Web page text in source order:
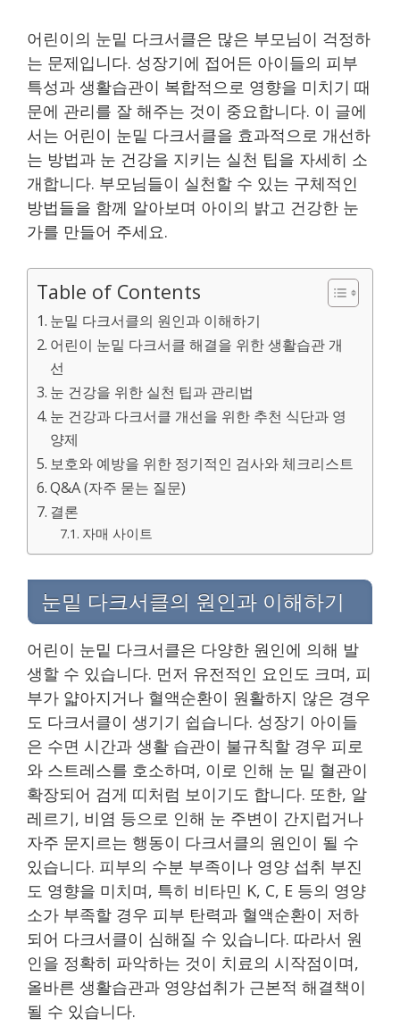
어린이의 눈밑 다크서클은 많은 부모님이 걱정하
는 문제입니다. 성장기에 접어든 아이들의 피부
특성과 생활습관이 복합적으로 영향을 미치기 때
문에 관리를 잘 해주는 것이 중요합니다. 이 글에
서는 어린이 눈밑 다크서클을 효과적으로 개선하
는 방법과 눈 건강을 지키는 실천 팁을 자세히 소
개합니다. 부모님들이 실천할 수 있는 구체적인
방법들을 함께 알아보며 아이의 밝고 건강한 눈
가를 만들어 주세요.
Table of Contents
눈밑 다크서클의 원인과 이해하기
어린이 눈밑 다크서클 해결을 위한 생활습관 개
선
눈 건강을 위한 실천 팁과 관리법
눈 건강과 다크서클 개선을 위한 추천 식단과 영
양제
보호와 예방을 위한 정기적인 검사와 체크리스트
Q&A (자주 묻는 질문)
결론
자매 사이트
눈밑 다크서클의 원인과 이해하기
어린이 눈밑 다크서클은 다양한 원인에 의해 발
생할 수 있습니다. 먼저 유전적인 요인도 크며, 피
부가 얇아지거나 혈액순환이 원활하지 않은 경우
도 다크서클이 생기기 쉽습니다. 성장기 아이들
은 수면 시간과 생활 습관이 불규칙할 경우 피로
와 스트레스를 호소하며, 이로 인해 눈 밑 혈관이
확장되어 검게 띠처럼 보이기도 합니다. 또한, 알
레르기, 비염 등으로 인해 눈 주변이 간지럽거나
자주 문지르는 행동이 다크서클의 원인이 될 수
있습니다. 피부의 수분 부족이나 영양 섭취 부진
도 영향을 미치며, 특히 비타민 K, C, E 등의 영양
소가 부족할 경우 피부 탄력과 혈액순환이 저하
되어 다크서클이 심해질 수 있습니다. 따라서 원
인을 정확히 파악하는 것이 치료의 시작점이며,
올바른 생활습관과 영양섭취가 근본적 해결책이
될 수 있습니다.